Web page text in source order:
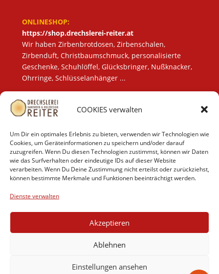
COOKIES verwalten
Um Dir ein optimales Erlebnis zu bieten, verwenden wir Technologien wie
Cookies, um Geräteinformationen zu speichern und/oder darauf
zuzugreifen. Wenn Du diesen Technologien zustimmst, können wir Daten
wie das Surfverhalten oder eindeutige IDs auf dieser Website
verarbeiten. Wenn Du Deine Zustimmung nicht erteilst oder zurückziehst,
können bestimmte Merkmale und Funktionen beeinträchtigt werden.
Dienste verwalten
Akzeptieren
Ablehnen
Einstellungen ansehen
ONLINESHOP:
https://shop.drechslerei-reiter.at
Wir haben Zirbenbrotdosen, Zirbenschalen,
Zirbenduft, Christbaumschmuck, personalisierte
Geschenke, Schuhlöffel, Glücksbringer, Nußknacker,
Ohrringe, Schlüsselanhänger ...
LEISTUNGEN
Tischlerei
Massivholzmöbel
Aktuelles
Onlineshop
Barrierefreiheit
Impressum